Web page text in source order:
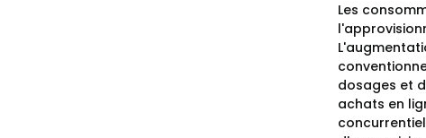
Les
dosages et
achats en